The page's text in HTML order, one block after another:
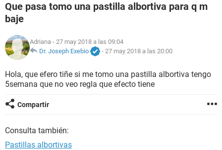
FAMILIA
NUTRICIÓN
SEXUALIDAD
Que pasa tomo una pastilla albortiva para q m
baje
Adriana - 27 may 2018 a las 09:04
Dr. Joseph Exebio
- 27 may 2018 a las 20:00
Hola, que efero tiñe si me tomo una pastilla albortiva tengo
5semana que no veo regla que efecto tiene
Compartir
Consulta también:
Pastillas albortivas